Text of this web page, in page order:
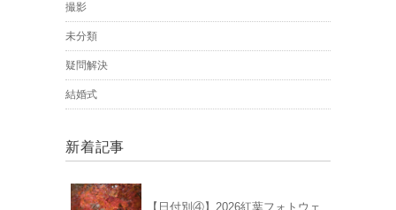
撮影
未分類
疑問解決
結婚式
新着記事
【日付別④】2026紅葉フォトウェ